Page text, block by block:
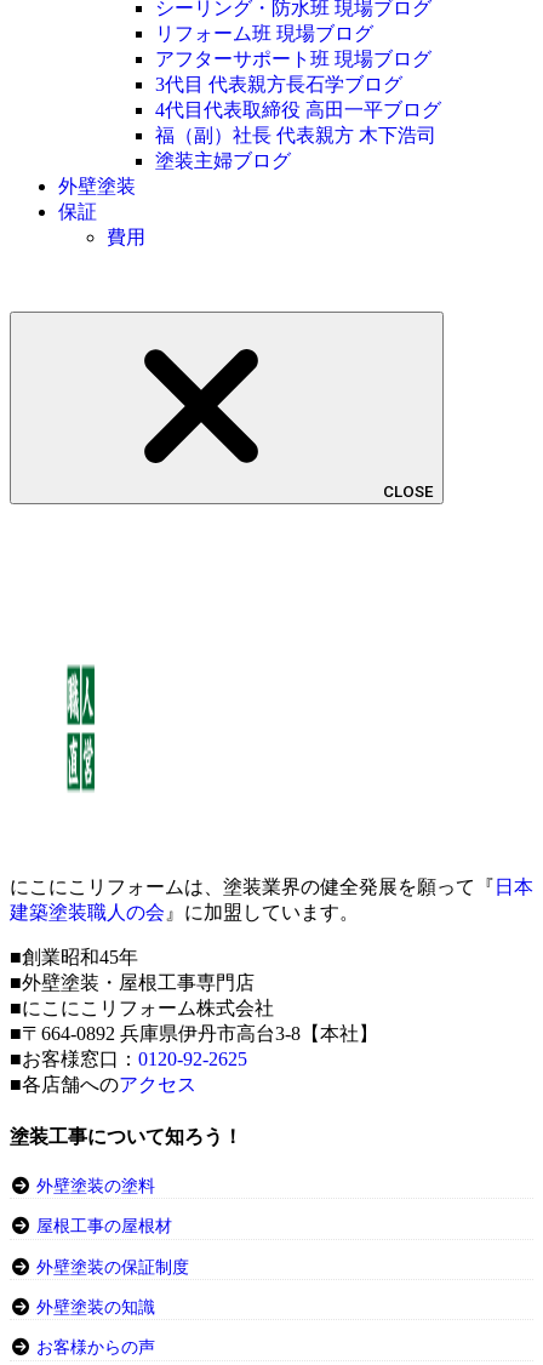
シーリング・防水班 現場ブログ
リフォーム班 現場ブログ
アフターサポート班 現場ブログ
3代目 代表親方長石学ブログ
4代目代表取締役 高田一平ブログ
福（副）社長 代表親方 木下浩司
塗装主婦ブログ
外壁塗装
保証
費用
CLOSE
にこにこリフォームは、塗装業界の健全発展を願って『 日本
建築塗装職人の会 』に加盟しています。
■創業昭和45年
■外壁塗装・屋根工事専門店
■にこにこリフォーム株式会社
■〒664-0892 兵庫県伊丹市高台3-8【本社】
■お客様窓口： 0120-92-2625
■各店舗へのアクセス
塗装工事について知ろう！
外壁塗装の塗料
屋根工事の屋根材
外壁塗装の保証制度
外壁塗装の知識
お客様からの声